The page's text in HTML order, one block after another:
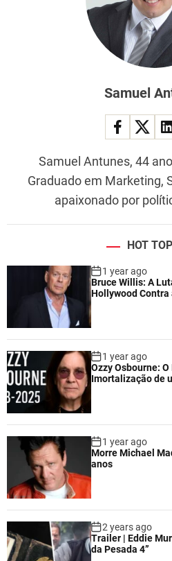
Samuel
Samuel Antunes, 44
Graduado em Marketing,
apaixonado por
HOT
1 year ago
Bruce Willis: A
Hollywood Contra
1 year ago
Ozzy Osbourne:
Imortalização de
1 year ago
Morre Michael
anos
2 years ago
Trailer | Eddie
da Pesada 4”